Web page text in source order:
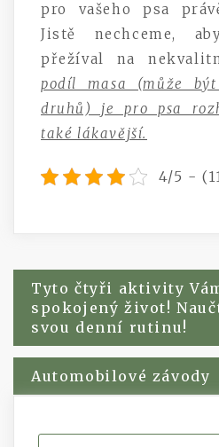
pro vašeho psa
Jistě nechceme,
přežíval na
podíl masa (může
druhů) je pro psa
také lákavější.
4/5 -
Navigace
pro
příspěvek
Tyto čtyři aktivity
spokojený život!
svou denní rutinu!
Automobilové závody